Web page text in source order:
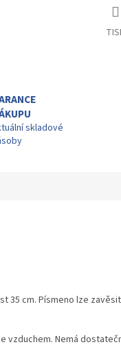
skladové
35 cm. Písmeno lze
vzduchem. Nemá